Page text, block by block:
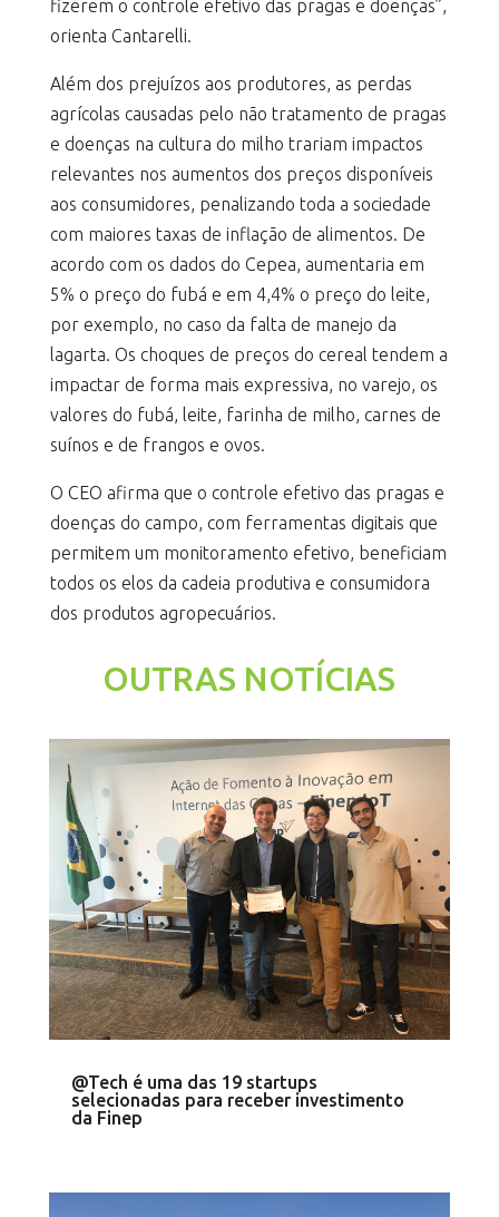
fizerem o controle efetivo das pragas e doenças”,
orienta Cantarelli.
Além dos prejuízos aos produtores, as perdas
agrícolas causadas pelo não tratamento de pragas
e doenças na cultura do milho trariam impactos
relevantes nos aumentos dos preços disponíveis
aos consumidores, penalizando toda a sociedade
com maiores taxas de inflação de alimentos. De
acordo com os dados do Cepea, aumentaria em
5% o preço do fubá e em 4,4% o preço do leite,
por exemplo, no caso da falta de manejo da
lagarta. Os choques de preços do cereal tendem a
impactar de forma mais expressiva, no varejo, os
valores do fubá, leite, farinha de milho, carnes de
suínos e de frangos e ovos.
O CEO afirma que o controle efetivo das pragas e
doenças do campo, com ferramentas digitais que
permitem um monitoramento efetivo, beneficiam
todos os elos da cadeia produtiva e consumidora
dos produtos agropecuários.
OUTRAS NOTÍCIAS
@Tech é uma das 19 startups
selecionadas para receber investimento
da Finep